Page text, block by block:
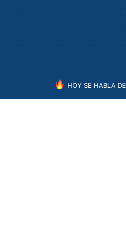
HOY SE HABLA DE